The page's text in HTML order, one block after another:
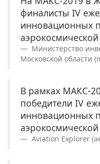
финалисты IV
инновационных
Министерство
Московской области
В рамках МАКС-
победители IV
инновационных
Aviation Explorer